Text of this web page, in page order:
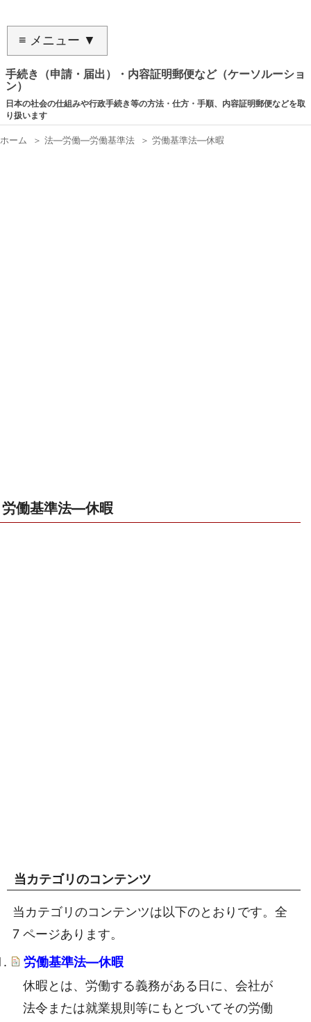
≡ メニュー ▼
手続き（申請・届出）・内容証明郵便など（ケーソルーショ
ン）
日本の社会の仕組みや行政手続き等の方法・仕方・手順、内容証明郵便などを取
り扱います
ホーム ＞ 法―労働―労働基準法 ＞ 労働基準法―休暇
労働基準法―休暇
当カテゴリのコンテンツ
当カテゴリのコンテンツは以下のとおりです。全
7 ページあります。
労働基準法―休暇
休暇とは、労働する義務がある日に、会社が
法令または就業規則等にもとづいてその労働